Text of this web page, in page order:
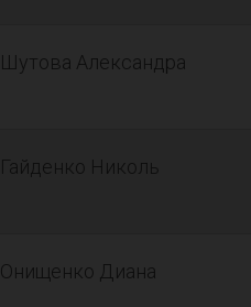
Шутова Александра
Гайденко Николь
Онищенко Диана